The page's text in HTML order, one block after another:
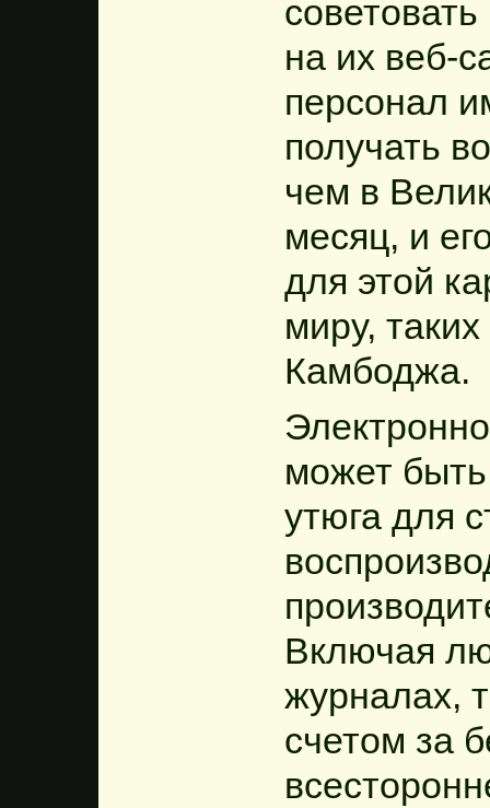
на их веб-
персонал
получать
чем в
месяц, и
для этой
миру,
Камбоджа.
может быть
утюга для
Включая
журналах,
счетом за